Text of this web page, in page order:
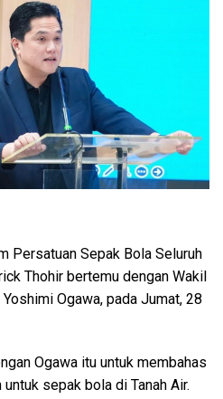
Persatuan Sepak Bola Seluruh
Thohir bertemu dengan Wakil
Ogawa, pada Jumat, 28
Ogawa itu untuk membahas
sepak bola di Tanah Air.